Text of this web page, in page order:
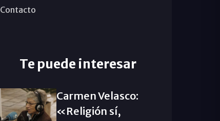
Contacto
Te puede interesar
Carmen Velasco:
«Religión sí,